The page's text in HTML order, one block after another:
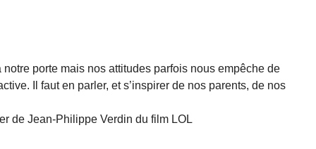
porte mais nos attitudes parfois nous empêche de
Il faut en parler, et s’inspirer de nos parents, de nos
de Jean-Philippe Verdin du film LOL